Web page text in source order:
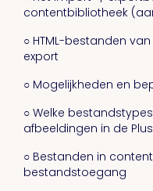
contentbibliotheek
○ HTML-bestanden
export
○ Mogelijkheden en
○ Welke
afbeeldingen in de
○ Bestanden in
bestandstoegang